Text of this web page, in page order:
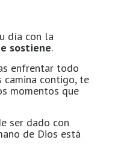
día con la
sostiene.
enfrentar todo
camina contigo, te
momentos que
ser dado con
de Dios está